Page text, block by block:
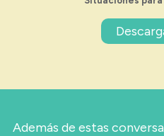
Además de estas